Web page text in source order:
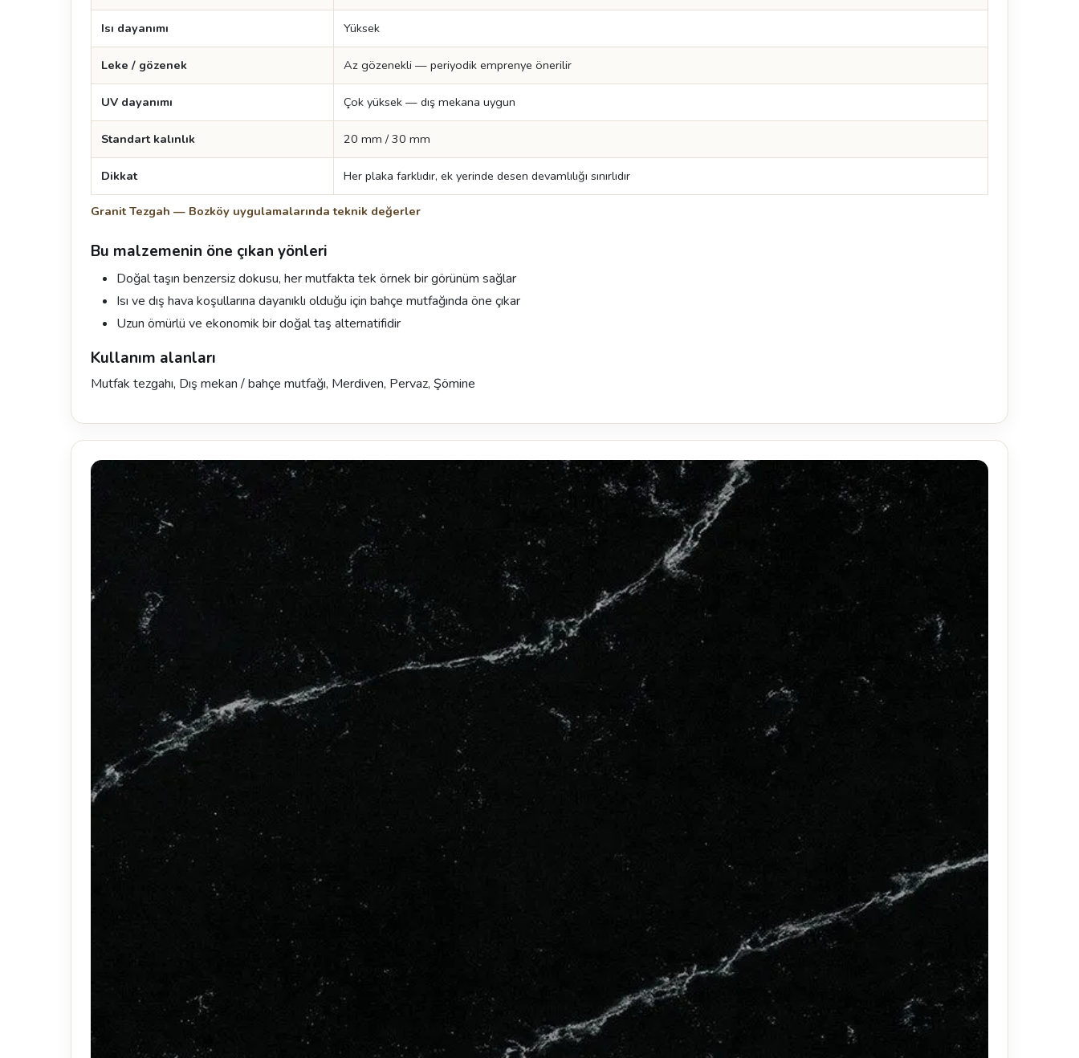
Granit Tezgah — Bozköy uygulamalarında teknik değerler
Isı dayanımı Yüksek
Leke / gözenek Az gözenekli — periyodik emprenye önerilir
UV dayanımı Çok yüksek — dış mekana uygun
Standart kalınlık 20 mm / 30 mm
Dikkat Her plaka farklıdır, ek yerinde desen devamlılığı sınırlıdır
Bu malzemenin öne çıkan yönleri
Doğal taşın benzersiz dokusu, her mutfakta tek örnek bir görünüm sağlar
Isı ve dış hava koşullarına dayanıklı olduğu için bahçe mutfağında öne çıkar
Uzun ömürlü ve ekonomik bir doğal taş alternatifidir
Kullanım alanları
Mutfak tezgahı, Dış mekan / bahçe mutfağı, Merdiven, Pervaz, Şömine